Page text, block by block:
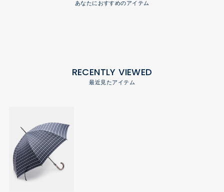
あなたにおすすめのアイテム
RECENTLY VIEWED
最近見たアイテム